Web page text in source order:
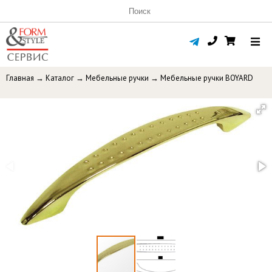
Главная → Каталог → Мебельные ручки → Мебельные ручки BOYARD